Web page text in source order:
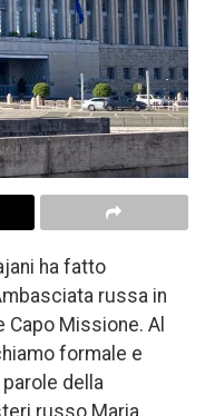
ha fatto
russa in
Missione. Al
formale e
della
russo Maria